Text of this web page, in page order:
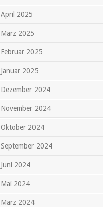
April 2025
März 2025
Februar 2025
Januar 2025
Dezember 2024
November 2024
Oktober 2024
September 2024
Juni 2024
Mai 2024
März 2024